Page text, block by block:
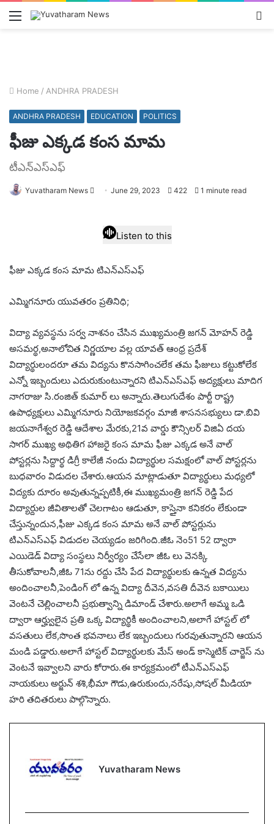
Menu
Home / ANDHRA PRADESH
ANDHRA PRADESH EDUCATION POLITICS
ఫీజు ఎక్కడ కంస మామ
టీఎన్ఎస్ఎఫ్
Yuvatharam News
SendJune 29, 2023 422 1 minute read
Listen to this
ఫీజు ఎక్కడ కంస మామ టిఎన్ఎస్ఎఫ్
ఎమ్మిగనూరు యువతరం ప్రతినిధి;
విద్యా వ్యవస్థను సర్వ నాశనం చేసిన ముఖ్యమంత్రి జగన్ మోహన్ రెడ్డి
అసమర్థ,అనాలోచిత నిర్ణయాల వల్ల యావత్ ఆంధ్ర ప్రదేశ్
విద్యార్థులందరూ తమ విద్యను కొనసాగించలేక తమ ఫీజులు కట్టుకోలేక
ఎన్నో ఇబ్బందులు ఎదురుకుంటున్నారని టిఎన్ఎస్ఎఫ్ అద్యక్షులు మాదిగ
నాగరాజు సి.రంజిత్ కుమార్ లు అన్నారు.తెలుగుదేశం పార్టీ రాష్ట్ర
ఉపాధ్యక్షులు ఎమ్మిగనూరు నియోజకవర్గం మాజీ శాసనసభ్యులు డా.బివి
జయనాగేశ్వర రెడ్డి ఆదేశాల మేరకు,21వ వార్డు కౌన్సిలర్ విజిఏ దయ
సాగర్ ముఖ్య అథితిగ హాజరై కంస మామ ఫీజు ఎక్కడ అనే వాల్
పోస్టర్లను సిద్దార్థ డిగ్రీ కాలేజీ నందు విద్యార్థుల సమక్షంలో వాల్ పోస్టర్లను
బుధవారం విడుదల చేశారు.ఆయన మాట్లాడుతూ విద్యార్థులు మధ్యలో
విద్యకు దూరం అవుతున్నప్పటికీ,ఈ ముఖ్యమంత్రి జగన్ రెడ్డి పేద
విద్యార్దుల జీవితాలతో చెలగాటం ఆడుతూ, కాస్తైనా కనికరం లేకుండా
చేస్తున్నందున,ఫీజు ఎక్కడ కంస మామ అనే వాల్ పోస్టర్లును
టిఎన్ఎస్ఎఫ్ విడుదల చెయ్యడం జరిగింది.జీఓ నెం51 52 ద్వారా
ఎయిడెడ్ విద్యా సంస్థలు నిర్వీర్యం చేసేలా జీఓ లు వెనక్కి
తీసుకోవాలనీ,జీఓ 71ను రద్దు చేసి పేద విద్యార్థులకు ఉన్నత విద్యను
అందించాలనీ,పెండింగ్ లో ఉన్న విద్యా దీవెన,వసతి దీవెన బకాయిలు
వెంటనే చెల్లించాలనీ ప్రభుత్వాన్ని డిమాండ్ చేశారు.అలాగే అమ్మ ఒడి
ద్వారా ఆర్హ్వులైన ప్రతి ఒక్క విద్యార్థికీ అందించాలని,అలాగే హాస్టల్ లో
వసతులు లేక,సొంత భవనాలు లేక ఇబ్బందులు గురవుతున్నారని ఆయన
మండి పడ్డారు.అలాగే హాస్టల్ విద్యార్థులకు మేస్ అండ్ కాస్మెటిక్ చార్జెస్ ను
వెంటనే ఇవ్వాలని వారు కోరారు.ఈ కార్యక్రమంలో టీఎన్ఎస్ఎఫ్
నాయకులు అర్జున్ శశి,భీమా గౌడు,ఉరుకుందు,నరేషు,సోషల్ మీడియా
హరి తదితరులు పాల్గొన్నారు.
Yuvatharam News